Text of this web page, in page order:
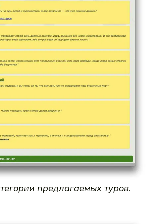
предлагаемых туров.